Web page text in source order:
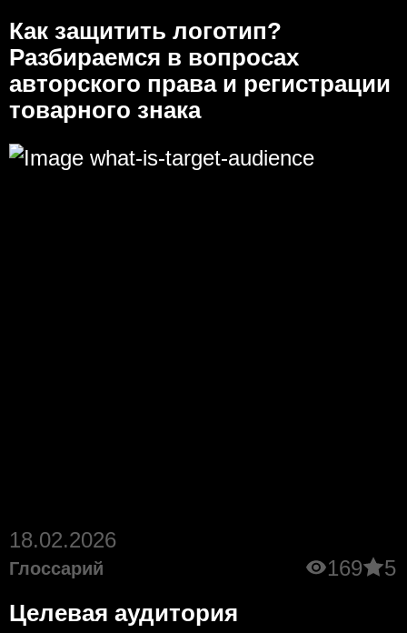
Как защитить логотип?
Разбираемся в вопросах
авторского права и регистрации
товарного знака
18.02.2026
Глоссарий 169 5
Целевая аудитория